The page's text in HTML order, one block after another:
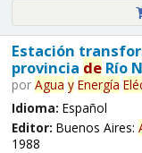
Estación
provincia deRío
por Agua y Energía
Idioma: Español
Editor: Buenos Aires:
1988